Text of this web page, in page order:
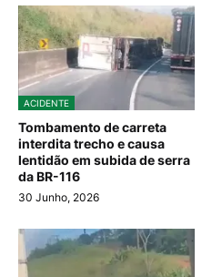
ACIDENTE
Tombamento de carreta
interdita trecho e causa
lentidão em subida de serra
da BR-116
30 Junho, 2026